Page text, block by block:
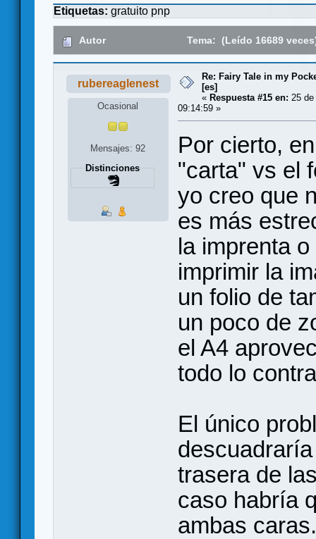
Etiquetas: gratuito pnp
Autor Tema: (Leído 16689
rubereaglenest
Ocasional
Mensajes: 92
Distinciones
Re: Fairy Tale in my
[es]
« Respuesta #15 en: 25
09:14:59 »
Por cierto,
"carta" vs el
yo creo que
es más
la imprenta
imprimir la
un folio de
un poco de
el A4
todo lo
El único
trasera de
caso habría
ambas caras.